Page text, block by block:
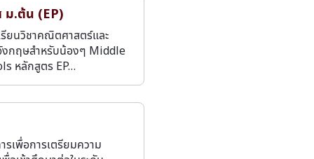
ม.ต้น (EP)
รียนวิชาคณิตศาสตร์และ
งกฤษสำหรับน้องๆ Middle
หลักสูตร EP…
รเพื่อการเตรียมความ